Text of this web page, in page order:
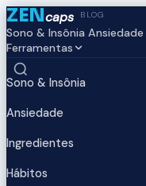
ZENcaps BLOG
Sono & Insônia Ansiedade
Ferramentas
Sono & Insônia
Ansiedade
Ingredientes
Hábitos